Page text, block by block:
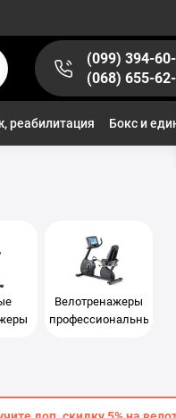
(099) 394-
(068) 655-
реабилитация Бокс и
Велотренажеры
профессиональные